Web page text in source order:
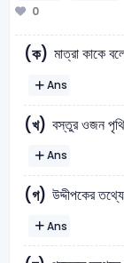
0
(ক) মাত্রা কাকে
Ans
(খ) বস্তুর ওজন
Ans
(গ) উদ্দীপকের
Ans